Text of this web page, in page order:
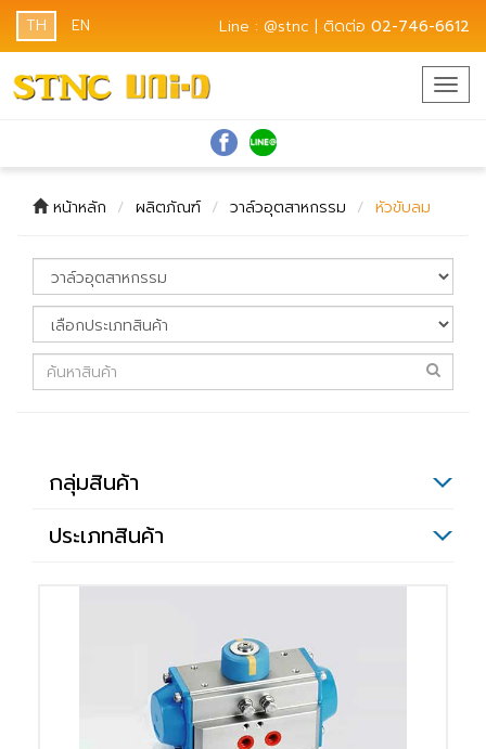
TH EN Line : @stnc | ติดต่อ 02-746-6612
หน้าหลัก ผลิตภัณฑ์ วาล์วอุตสาหกรรม หัวขับลม
กลุ่มสินค้า
ประเภทสินค้า